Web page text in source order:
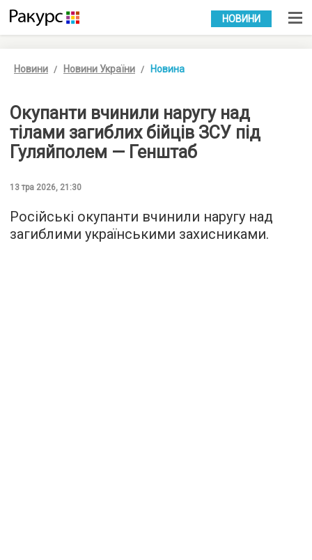
УКР РУС
НОВИНИ
Новини Новини України Новина
Окупанти вчинили наругу над
тілами загиблих бійців ЗСУ під
Гуляйполем — Генштаб
13 тра 2026, 21:30
Російські окупанти вчинили наругу над
загиблими українськими захисниками.